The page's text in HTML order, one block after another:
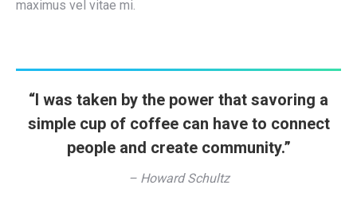
maximus vel vitae mi.
“I was taken by the power that savoring a
simple cup of coffee can have to connect
people and create community.”
– Howard Schultz